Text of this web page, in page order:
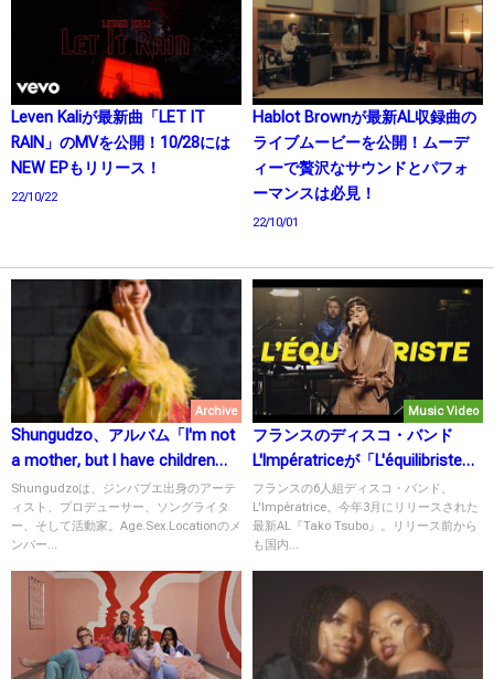
Leven Kaliが最新曲「LET IT
RAIN」のMVを公開！10/28には
NEW EPもリリース！
22/10/22
Hablot Brownが最新AL収録曲の
ライブムービーを公開！ムーデ
ィーで贅沢なサウンドとパフォ
ーマンスは必見！
22/10/01
Archive
Shungudzo、アルバム「I'm not
a mother, but I have children」
を6月18日にリリース！
Shungudzoは、ジンバブエ出身のアーテ
ィスト、プロデューサー、ソングライタ
ー、そして活動家。Age.Sex.Locationのメ
ンバー...
Music Video
フランスのディスコ・バンド
L'Impératriceが「L'équilibriste」
のライブセッションを公開！
フランスの6人組ディスコ・バンド、
L'Impératrice。今年3月にリリースされた
最新AL『Tako Tsubo』。リリース前から
も国内...